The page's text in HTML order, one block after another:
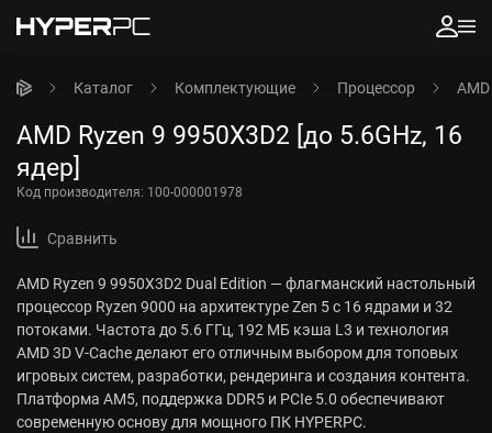
Каталог Комплектующие Процессор
AMD Ryzen 9 9950X3D2 [до 5.6GHz, 16
ядер]
Код производителя: 100-000001978
Сравнить
AMD Ryzen 9 9950X3D2 Dual Edition — флагманский настольный
процессор Ryzen 9000 на архитектуре Zen 5 с 16 ядрами и 32
потоками. Частота до 5.6 ГГц, 192 МБ кэша L3 и технология
AMD 3D V-Cache делают его отличным выбором для топовых
игровых систем, разработки, рендеринга и создания контента.
Платформа AM5, поддержка DDR5 и PCIe 5.0 обеспечивают
современную основу для мощного ПК HYPERPC.